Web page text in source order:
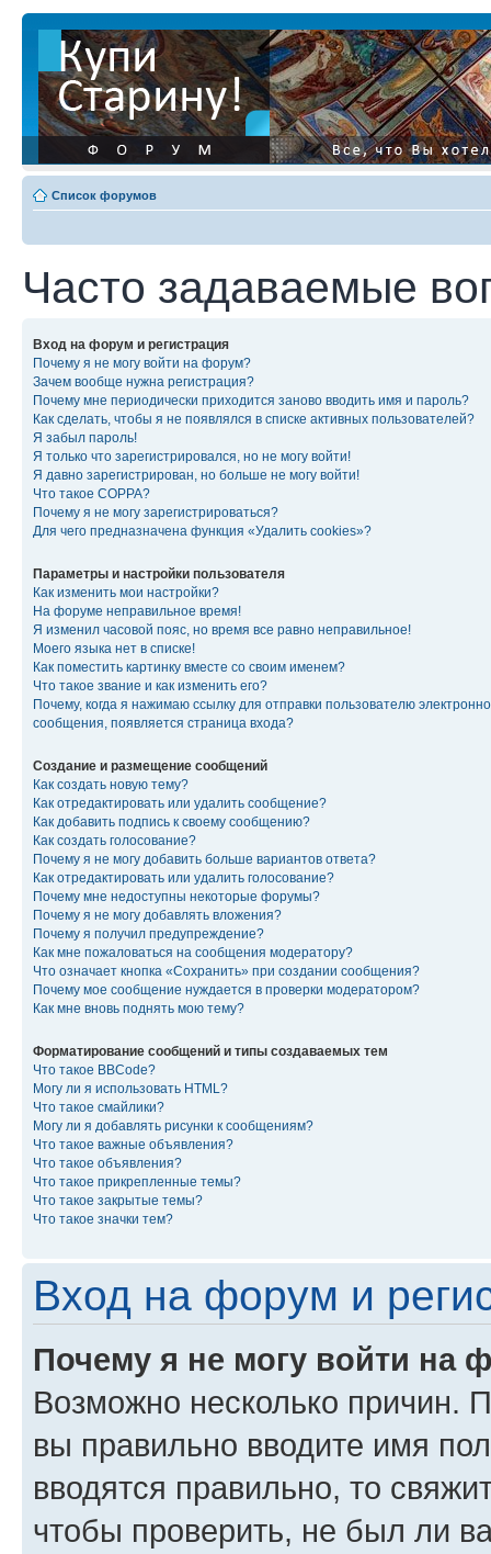
Список форумов
Часто задаваемые
Вход на форум и регистрация
Почему я не могу войти на форум?
Зачем вообще нужна регистрация?
Почему мне периодически приходится заново вводить имя и пароль?
Как сделать, чтобы я не появлялся в списке активных пользователей?
Я забыл пароль!
Я только что зарегистрировался, но не могу войти!
Я давно зарегистрирован, но больше не могу войти!
Что такое COPPA?
Почему я не могу зарегистрироваться?
Для чего предназначена функция «Удалить cookies»?
Параметры и настройки пользователя
Как изменить мои настройки?
На форуме неправильное время!
Я изменил часовой пояс, но время все равно неправильное!
Моего языка нет в списке!
Как поместить картинку вместе со своим именем?
Что такое звание и как изменить его?
Почему, когда я нажимаю ссылку для отправки пользователю
сообщения, появляется страница входа?
Создание и размещение сообщений
Как создать новую тему?
Как отредактировать или удалить сообщение?
Как добавить подпись к своему сообщению?
Как создать голосование?
Почему я не могу добавить больше вариантов ответа?
Как отредактировать или удалить голосование?
Почему мне недоступны некоторые форумы?
Почему я не могу добавлять вложения?
Почему я получил предупреждение?
Как мне пожаловаться на сообщения модератору?
Что означает кнопка «Сохранить» при создании сообщения?
Почему мое сообщение нуждается в проверки модератором?
Как мне вновь поднять мою тему?
Форматирование сообщений и типы создаваемых тем
Что такое BBCode?
Могу ли я использовать HTML?
Что такое смайлики?
Могу ли я добавлять рисунки к сообщениям?
Что такое важные объявления?
Что такое объявления?
Что такое прикрепленные темы?
Что такое закрытые темы?
Что такое значки тем?
Вход на форум и
Почему я не могу войти на
Возможно несколько причин.
вы правильно вводите имя
вводятся правильно, то
чтобы проверить, не был ли